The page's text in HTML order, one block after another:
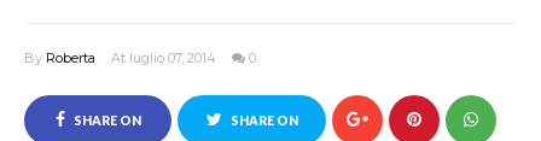
By Roberta At luglio 07, 2014 0
SHARE ON SHARE ON